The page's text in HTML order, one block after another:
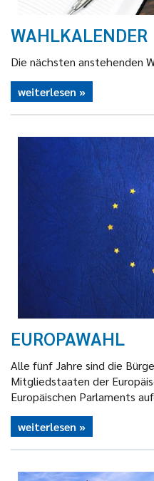
WAHLKALENDER
Die nächsten anstehenden
weiterlesen
EUROPAWAHL
Alle fünf Jahre sind die
Mitgliedstaaten der
Europäischen Parlaments
weiterlesen